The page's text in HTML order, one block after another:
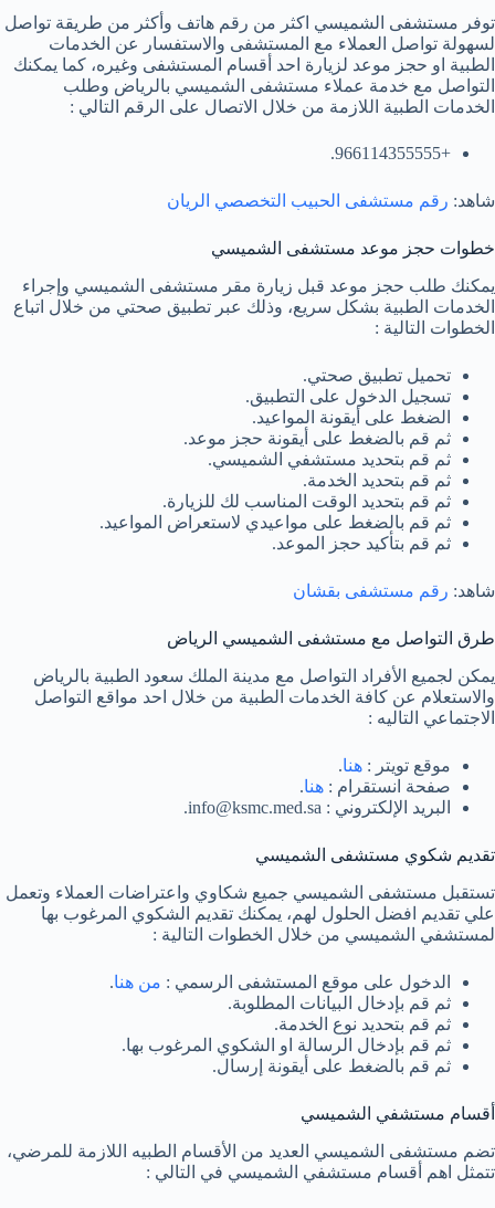
توفر مستشفى الشميسي اكثر من رقم هاتف وأكثر من طريقة تواصل
لسهولة تواصل العملاء مع المستشفى والاستفسار عن الخدمات
الطبية او حجز موعد لزيارة احد أقسام المستشفى وغيره، كما يمكنك
التواصل مع خدمة عملاء مستشفى الشميسي بالرياض وطلب
الخدمات الطبية اللازمة من خلال الاتصال على الرقم التالي :
+966114355555.
شاهد: رقم مستشفى الحبيب التخصصي الريان
خطوات حجز موعد مستشفى الشميسي
يمكنك طلب حجز موعد قبل زيارة مقر مستشفى الشميسي وإجراء
الخدمات الطبية بشكل سريع، وذلك عبر تطبيق صحتي من خلال اتباع
الخطوات التالية :
تحميل تطبيق صحتي.
تسجيل الدخول على التطبيق.
الضغط على أيقونة المواعيد.
ثم قم بالضغط على أيقونة حجز موعد.
ثم قم بتحديد مستشفي الشميسي.
ثم قم بتحديد الخدمة.
ثم قم بتحديد الوقت المناسب لك للزيارة.
ثم قم بالضغط على مواعيدي لاستعراض المواعيد.
ثم قم بتأكيد حجز الموعد.
شاهد: رقم مستشفى بقشان
طرق التواصل مع مستشفى الشميسي الرياض
يمكن لجميع الأفراد التواصل مع مدينة الملك سعود الطبية بالرياض
والاستعلام عن كافة الخدمات الطبية من خلال احد مواقع التواصل
الاجتماعي التاليه :
موقع تويتر : هنا.
صفحة انستقرام : هنا.
البريد الإلكتروني : info@ksmc.med.sa.
تقديم شكوي مستشفى الشميسي
تستقبل مستشفى الشميسي جميع شكاوي واعتراضات العملاء وتعمل
علي تقديم افضل الحلول لهم، يمكنك تقديم الشكوي المرغوب بها
لمستشفي الشميسي من خلال الخطوات التالية :
الدخول على موقع المستشفى الرسمي : من هنا.
ثم قم بإدخال البيانات المطلوبة.
ثم قم بتحديد نوع الخدمة.
ثم قم بإدخال الرسالة او الشكوي المرغوب بها.
ثم قم بالضغط على أيقونة إرسال.
أقسام مستشفي الشميسي
تضم مستشفى الشميسي العديد من الأقسام الطبيه اللازمة للمرضي،
تتمثل اهم أقسام مستشفي الشميسي في التالي :